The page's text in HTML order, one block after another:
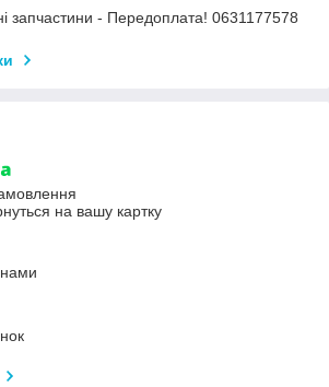
запчастини - Передоплата! 0631177578
на вашу картку